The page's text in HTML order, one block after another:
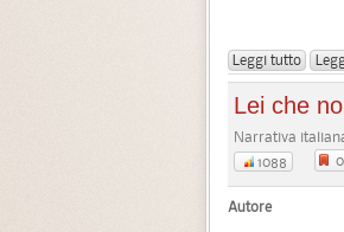
Leggi tutto
Lei che
Narrativa
1088
0
Autore